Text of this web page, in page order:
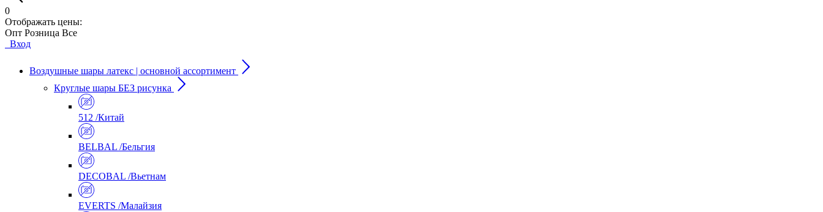
0
Отображать цены:
Опт Розница Все
Вход
Воздушные шары латекс | основной ассортимент
Круглые шары БЕЗ рисунка
512 /Китай
BELBAL /Бельгия
DECOBAL /Вьетнам
EVERTS /Малайзия